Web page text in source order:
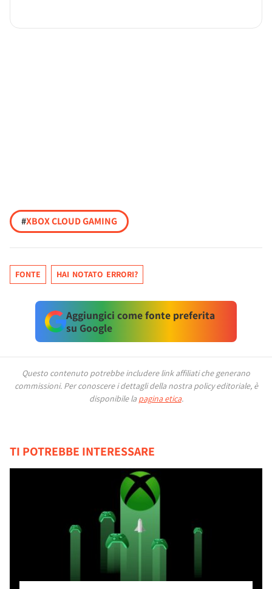
#XBOX CLOUD GAMING
FONTE HAI NOTATO ERRORI?
Aggiungici come fonte preferita
su Google
Questo contenuto potrebbe includere link affiliati che generano
commissioni. Per conoscere i dettagli della nostra policy editoriale, è
disponibile la pagina etica.
TI POTREBBE INTERESSARE